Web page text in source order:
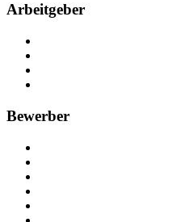
Arbeitgeber
Bewerber